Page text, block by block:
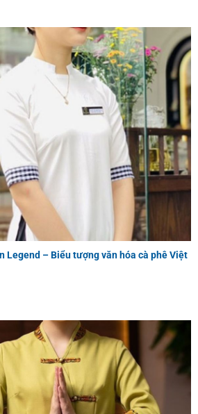
Legend – Biểu tượng văn hóa cà phê Việt